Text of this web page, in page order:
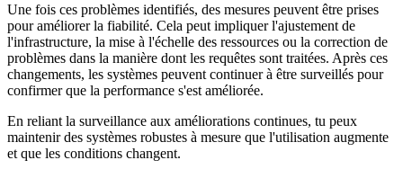
Une fois ces problèmes identifiés, des mesures peuvent être prises
pour améliorer la fiabilité. Cela peut impliquer l'ajustement de
l'infrastructure, la mise à l'échelle des ressources ou la correction de
problèmes dans la manière dont les requêtes sont traitées. Après ces
changements, les systèmes peuvent continuer à être surveillés pour
confirmer que la performance s'est améliorée.
En reliant la surveillance aux améliorations continues, tu peux
maintenir des systèmes robustes à mesure que l'utilisation augmente
et que les conditions changent.